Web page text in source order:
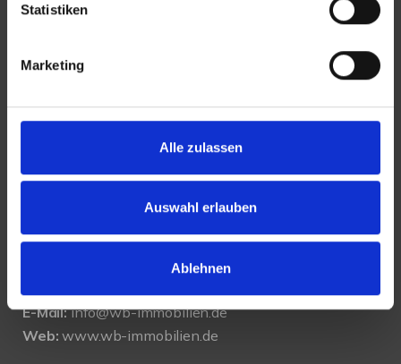
Statistiken
Marketing
Alle zulassen
Auswahl erlauben
Ablehnen
KONTAKT
WeserBergland Immobilien
Portastraße 36
Tel.:0571 - 597 265 17
0571 - 870 490 05
E-Mail:info@wb-immobilien.de
Web: www.wb-immobilien.de